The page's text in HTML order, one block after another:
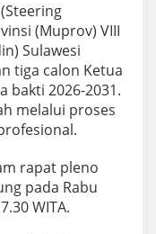
(Muprov) VIII
Sulawesi
tiga calon Ketua
bakti 2026-2031.
melalui proses
rapat pleno
pada Rabu
WITA.